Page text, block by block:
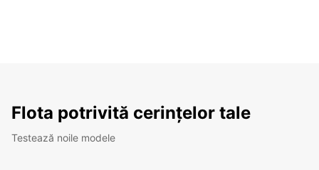
Flota potrivită cerințelor tale
Testează noile modele